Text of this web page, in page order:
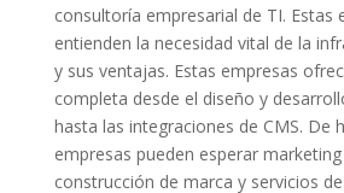
consultoría empresarial de TI. Estas
entienden la necesidad vital de la
y sus ventajas. Estas empresas
completa desde el diseño y
hasta las integraciones de CMS. De
empresas pueden esperar
construcción de marca y servicios